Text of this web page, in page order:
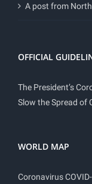
A post from
OFFICIAL
The President’s
Slow the Spread of
WORLD MAP
Coronavirus